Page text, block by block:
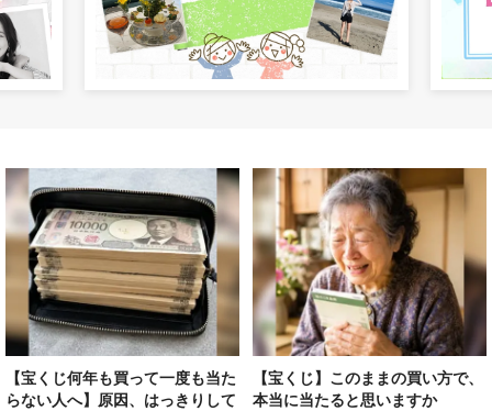
【宝くじ何年も買って一度も当た
らない人へ】原因、はっきりして
【宝くじ】このままの買い方で、
本当に当たると思いますか